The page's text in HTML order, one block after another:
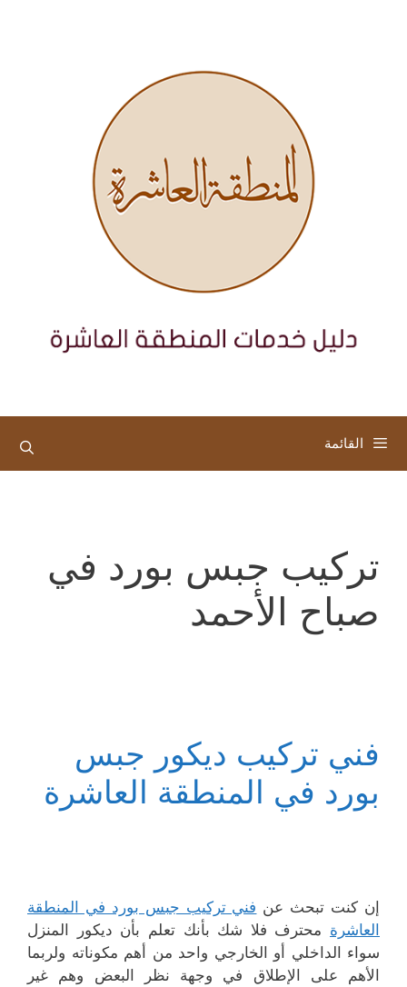
القائمة
تركيب جبس بورد في
صباح الأحمد
فني تركيب ديكور جبس
بورد في المنطقة العاشرة
إن كنت تبحث عن فني تركيب جبس بورد في المنطقة
العاشرة محترف فلا شك بأنك تعلم بأن ديكور المنزل
سواء الداخلي أو الخارجي واحد من أهم مكوناته ولربما
الأهم على الإطلاق في وجهة نظر البعض وهم غير